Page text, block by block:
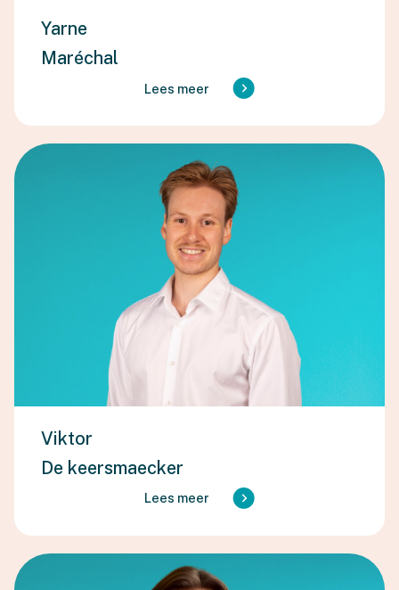
Yarne
Maréchal
Lees meer
Viktor
De keersmaecker
Lees meer